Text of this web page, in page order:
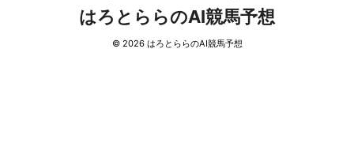
はろとららのAI競馬予想
© 2026 はろとららのAI競馬予想